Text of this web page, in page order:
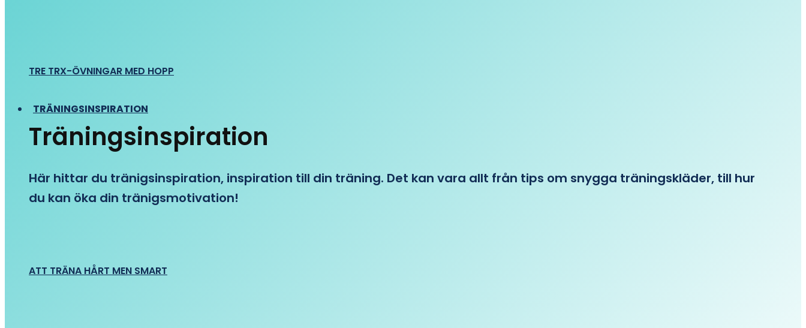
TRE TRX-ÖVNINGAR MED HOPP
TRÄNINGSINSPIRATION
Träningsinspiration
Här hittar du tränigsinspiration, inspiration till din träning. Det kan vara allt från tips om snygga träningskläder, till hur
du kan öka din tränigsmotivation!
ATT TRÄNA HÅRT MEN SMART